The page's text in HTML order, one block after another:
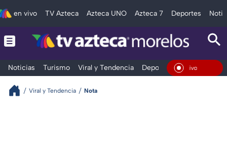
en vivo TV Azteca Azteca UNO Azteca 7 Deportes
Noticias Turismo Viral y Tendencia Deportes Espectáculos
En Vivo
Viral y Tendencia Nota